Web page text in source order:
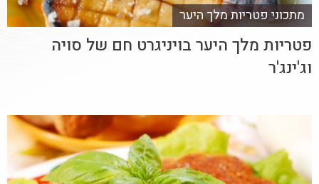
מתכוני פטריות מלך היער
פטריות מלך היער בויניגרט חם של סויה
וג'ינג'ר